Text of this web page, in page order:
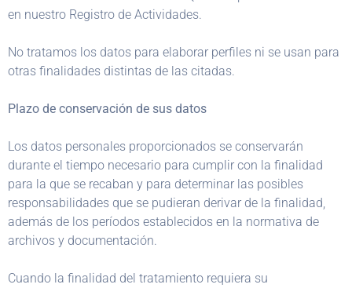
en nuestro Registro de Actividades.
No tratamos los datos para elaborar perfiles ni se usan para
otras finalidades distintas de las citadas.
Plazo de conservación de sus datos
Los datos personales proporcionados se conservarán
durante el tiempo necesario para cumplir con la finalidad
para la que se recaban y para determinar las posibles
responsabilidades que se pudieran derivar de la finalidad,
además de los períodos establecidos en la normativa de
archivos y documentación.
Cuando la finalidad del tratamiento requiera su